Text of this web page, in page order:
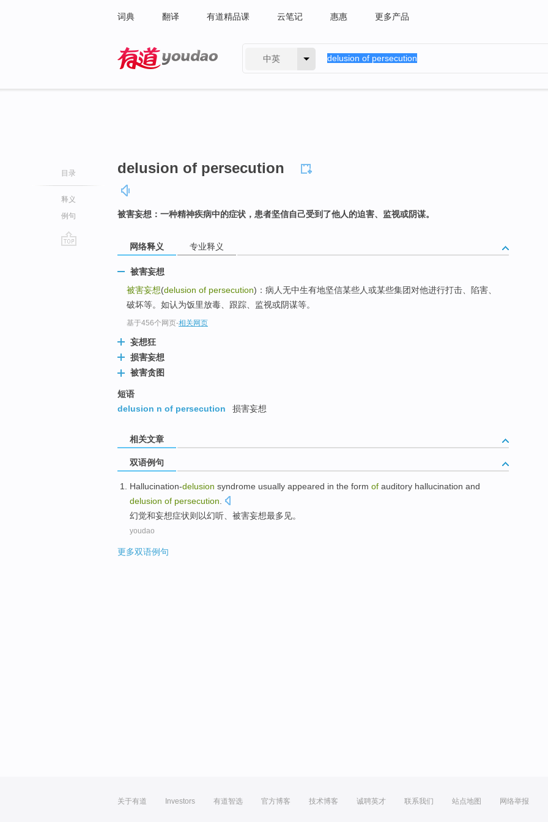
词典 翻译 有道精品课 云笔记 惠惠 更多产品
中英
目录
释义
例句
delusion of persecution
被害妄想：一种精神疾病中的症状，患者坚信自己受到了他人的迫害、监视或阴谋。
网络释义 专业释义
被害妄想
被害妄想(delusion of persecution)：病人无中生有地坚信某些人或某些集团对他进行打击、陷害、
破坏等。如认为饭里放毒、跟踪、监视或阴谋等。
基于456个网页-相关网页
妄想狂
损害妄想
被害贪图
短语
delusion n of persecution
损害妄想
相关文章
双语例句
Hallucination-delusion syndrome usually appeared in the form of auditory hallucination and
delusion of persecution.
幻觉和妄想症状则 以幻听、被害妄想最多见。
youdao
更多双语例句
关于有道 Investors 有道智选 官方博客 技术博客 诚聘英才 联系我们 站点地图 网络举报